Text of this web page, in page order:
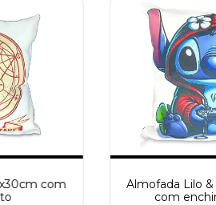
com
Almofada Lilo
com